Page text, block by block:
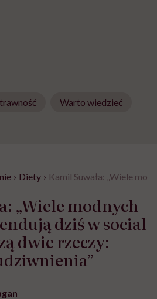
Warto wiedzieć
› Diety › Kamil Suwała: „Wiele
„Wiele modnych
dziś w social
dwie rzeczy: